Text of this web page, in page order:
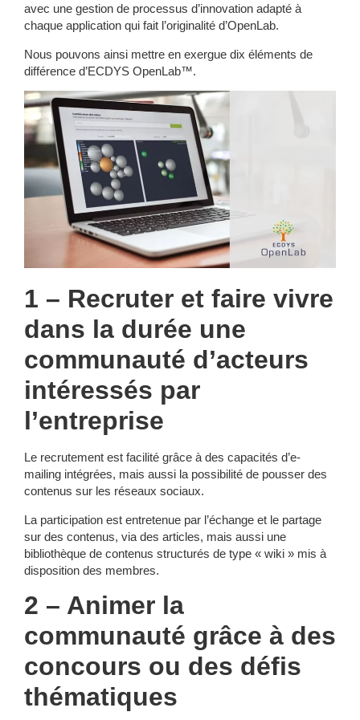
avec une gestion de processus d’innovation adapté à
chaque application qui fait l’originalité d’OpenLab.
Nous pouvons ainsi mettre en exergue dix éléments de
différence d’ECDYS OpenLab™.
1 – Recruter et faire vivre
dans la durée une
communauté d’acteurs
intéressés par
l’entreprise
Le recrutement est facilité grâce à des capacités d’e-
mailing intégrées, mais aussi la possibilité de pousser des
contenus sur les réseaux sociaux.
La participation est entretenue par l’échange et le partage
sur des contenus, via des articles, mais aussi une
bibliothèque de contenus structurés de type « wiki » mis à
disposition des membres.
2 – Animer la
communauté grâce à des
concours ou des défis
thématiques